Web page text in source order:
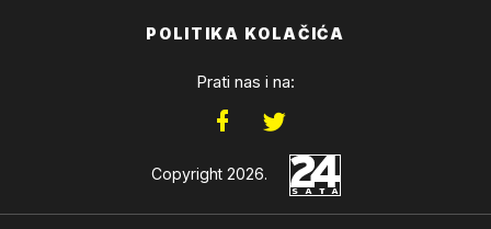
POLITIKA KOLAČIĆA
Prati nas i na:
Copyright 2026.